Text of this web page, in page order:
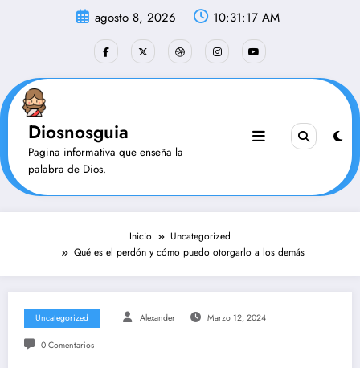
agosto 8, 2026 10:31:18 AM
Diosnosguia
Pagina informativa que enseña la
palabra de Dios.
Inicio
Uncategorized
Qué es el perdón y cómo puedo otorgarlo a los demás
Uncategorized Alexander Marzo 12, 2024
0 Comentarios